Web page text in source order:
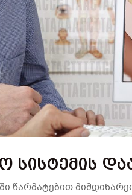
Სისტემის
წარმატებით